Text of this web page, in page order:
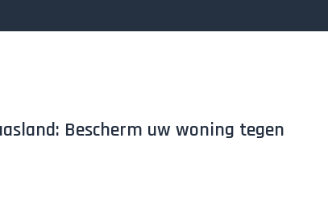
Bescherm uw woning tegen